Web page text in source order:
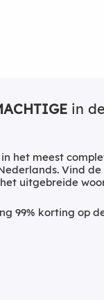
in
het meest
Vind
uitgebreide
99% korting op